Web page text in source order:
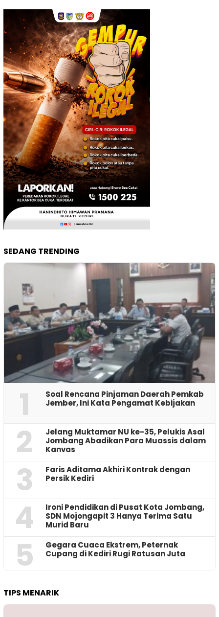
SEDANG TRENDING
1
‎Soal Rencana Pinjaman Daerah Pemkab
Jember, Ini Kata Pengamat Kebijakan ‎
2
Jelang Muktamar NU ke-35, Pelukis Asal
Jombang Abadikan Para Muassis dalam
Kanvas
3
Faris Aditama Akhiri Kontrak dengan
Persik Kediri
4
Ironi Pendidikan di Pusat Kota Jombang,
SDN Mojongapit 3 Hanya Terima Satu
Murid Baru
5
‎Gegara Cuaca Ekstrem, Peternak
Cupang di Kediri Rugi Ratusan Juta
TIPS MENARIK